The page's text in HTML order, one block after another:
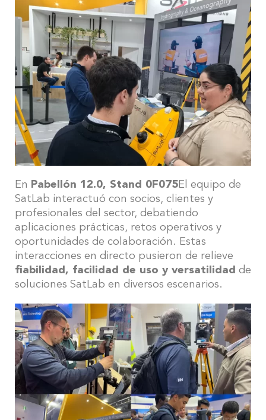
En Pabellón 12.0, Stand 0F075El equipo de
SatLab interactuó con socios, clientes y
profesionales del sector, debatiendo
aplicaciones prácticas, retos operativos y
oportunidades de colaboración. Estas
interacciones en directo pusieron de relieve
fiabilidad, facilidad de uso y versatilidad de
soluciones SatLab en diversos escenarios.